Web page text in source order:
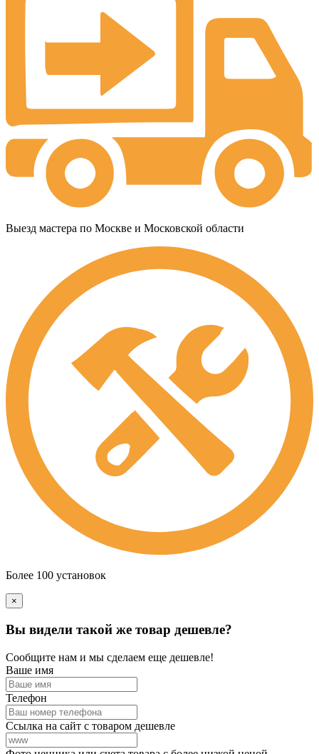
Выезд мастера по Москве и Московской области
Более 100 установок
×
Вы видели такой же товар дешевле?
Сообщите нам и мы сделаем еще дешевле!
Ваше имя
Телефон
Ссылка на сайт с товаром дешевле